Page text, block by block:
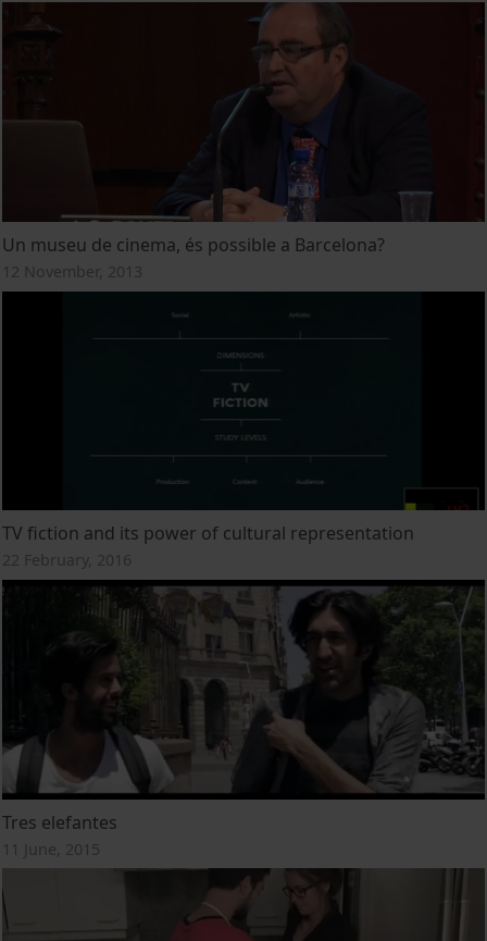
Un museu de cinema, és possible a Barcelona?
12 November, 2013
TV fiction and its power of cultural representation
22 February, 2016
Tres elefantes
11 June, 2015